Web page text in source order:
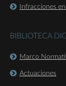
Infracciones
BIBLIOTECA
Marco
Actuaciones